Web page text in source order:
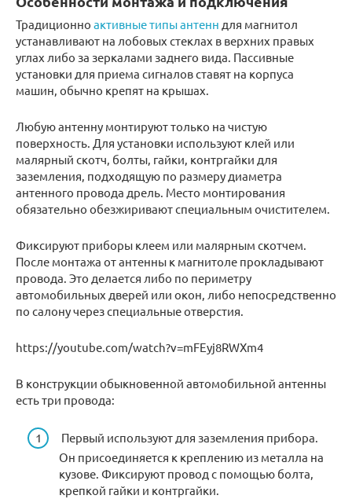
Традиционно активные типы антенн для магнитол
устанавливают на лобовых стеклах в верхних правых
углах либо за зеркалами заднего вида. Пассивные
установки для приема сигналов ставят на корпуса
машин, обычно крепят на крышах.
Любую антенну монтируют только на чистую
поверхность. Для установки используют клей или
малярный скотч, болты, гайки, контргайки для
заземления, подходящую по размеру диаметра
антенного провода дрель. Место монтирования
обязательно обезжиривают специальным очистителем.
Фиксируют приборы клеем или малярным скотчем.
После монтажа от антенны к магнитоле прокладывают
провода. Это делается либо по периметру
автомобильных дверей или окон, либо непосредственно
по салону через специальные отверстия.
https://youtube.com/watch?v=mFEyj8RWXm4
В конструкции обыкновенной автомобильной антенны
есть три провода:
Первый используют для заземления прибора.
Он присоединяется к креплению из металла на
кузове. Фиксируют провод с помощью болта,
крепкой гайки и контргайки.